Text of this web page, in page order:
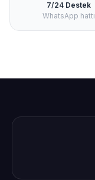
7/24 Destek
WhatsApp hattı